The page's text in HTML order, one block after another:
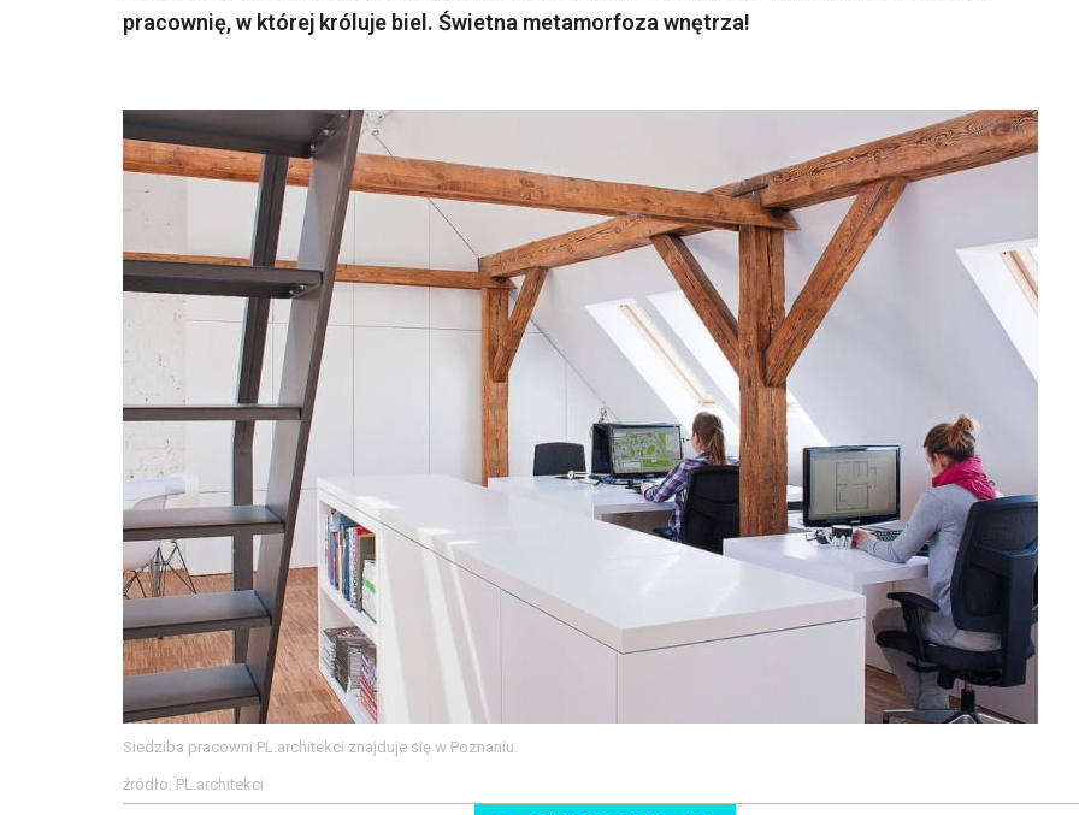
pracownię, w której króluje biel. Świetna metamorfoza wnętrza!
Siedziba pracowni PL.architekci znajduje się w Poznaniu.
źródło: PL.architekci